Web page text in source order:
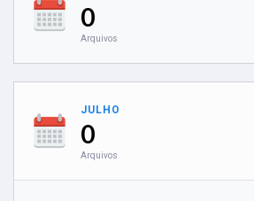
0
Arquivos
JULHO
0
Arquivos